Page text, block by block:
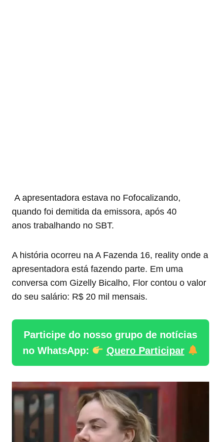
A apresentadora estava no Fofocalizando,
quando foi demitida da emissora, após 40
anos trabalhando no SBT.
A história ocorreu na A Fazenda 16, reality onde a
apresentadora está fazendo parte. Em uma
conversa com Gizelly Bicalho, Flor contou o valor
do seu salário: R$ 20 mil mensais.
Participe do nosso grupo de notícias
no WhatsApp:
Quero Participar